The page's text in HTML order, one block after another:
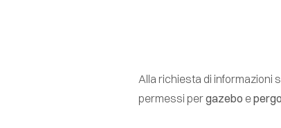
Alla richiesta di informazioni
permessi pergazebo e